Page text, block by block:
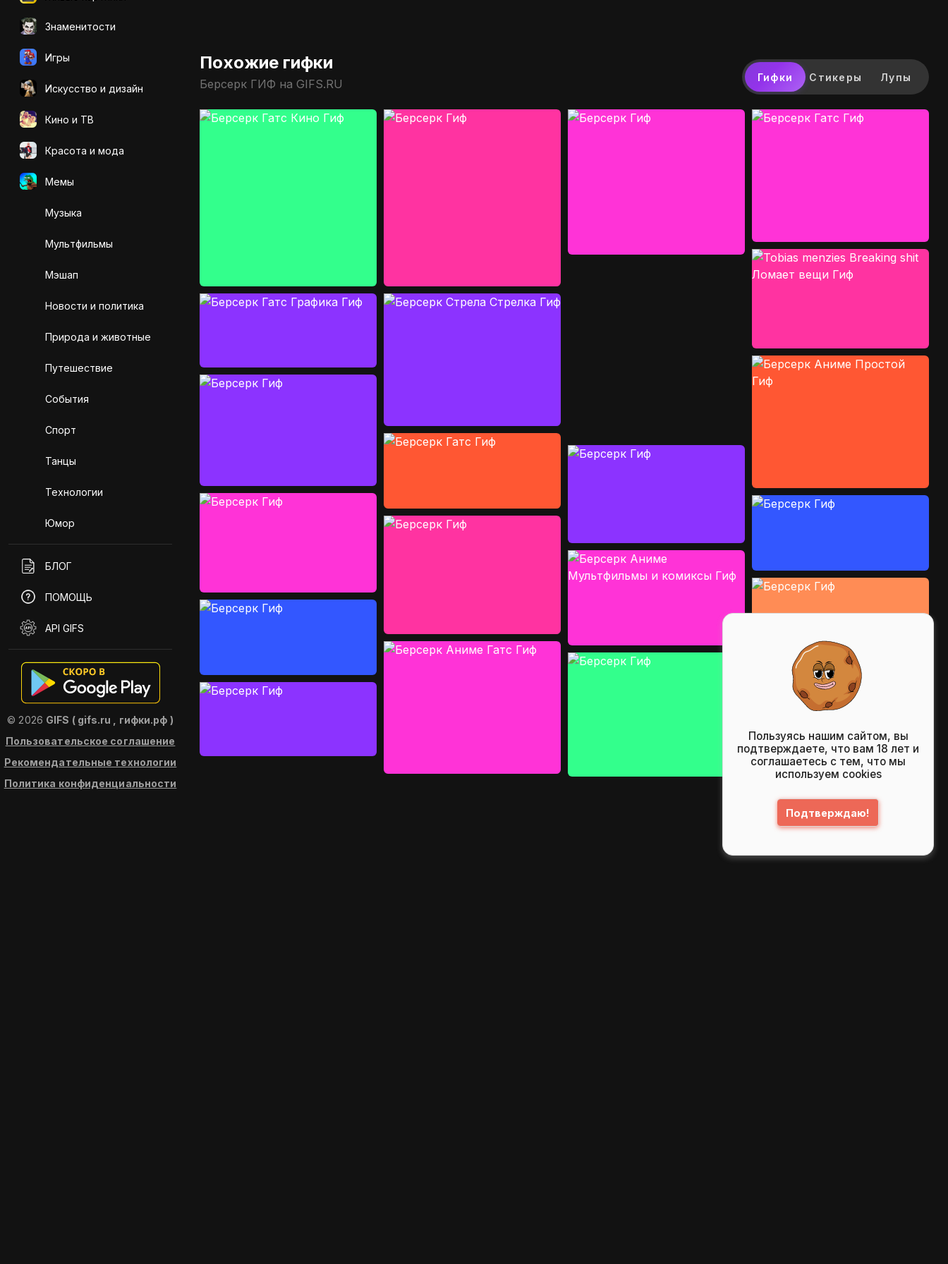
Знаменитости
Игры
Искусcтво и дизайн
Кино и ТВ
Красота и мода
Мемы
Музыка
Мультфильмы
Мэшап
Новости и политика
Природа и животные
Путешествие
События
Спорт
Танцы
Технологии
Юмор
БЛОГ
ПОМОЩЬ
API GIFS
© 2026 GIFS ( gifs.ru , гифки.рф )
Пользовательское соглашение
Рекомендательные технологии
Политика конфиденциальности
Похожие гифки
Берсерк ГИФ на GIFS.RU Гифки Стикеры Лупы
Пользуясь нашим сайтом, вы
подтверждаете, что вам 18 лет и
соглашаетесь с тем, что мы
используем cookies
Подтверждаю!